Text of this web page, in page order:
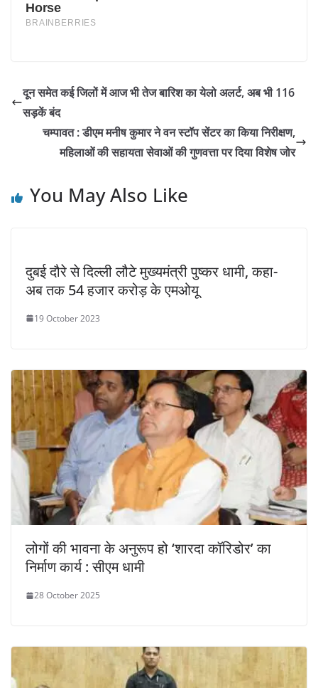
दून समेत कई जिलों में आज भी तेज बारिश का येलो अलर्ट, अब भी 116
सड़कें बंद
चम्पावत : डीएम मनीष कुमार ने वन स्टॉप सेंटर का किया निरीक्षण,
महिलाओं की सहायता सेवाओं की गुणवत्ता पर दिया विशेष जोर
You May Also Like
दुबई दौरे से दिल्ली लौटे मुख्यमंत्री पुष्कर धामी, कहा-
अब तक 54 हजार करोड़ के एमओयू
19 October 2023
लोगों की भावना के अनुरूप हो ‘शारदा कॉरिडोर’ का
निर्माण कार्य : सीएम धामी
28 October 2025